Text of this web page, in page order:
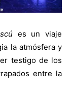
es un viaje
la atmósfera y
testigo de los
entre la